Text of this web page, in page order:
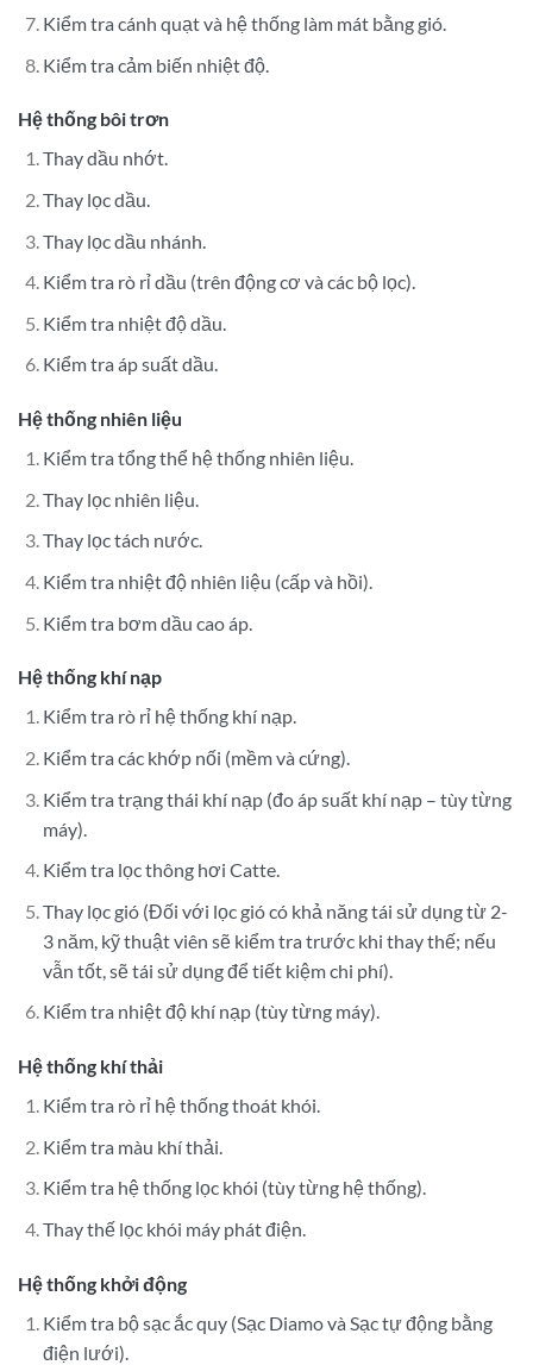
Kiểm tra cánh quạt và hệ thống làm mát bằng gió.
Kiểm tra cảm biến nhiệt độ.
Hệ thống bôi trơn
Thay dầu nhớt.
Thay lọc dầu.
Thay lọc dầu nhánh.
Kiểm tra rò rỉ dầu (trên động cơ và các bộ lọc).
Kiểm tra nhiệt độ dầu.
Kiểm tra áp suất dầu.
Hệ thống nhiên liệu
Kiểm tra tổng thể hệ thống nhiên liệu.
Thay lọc nhiên liệu.
Thay lọc tách nước.
Kiểm tra nhiệt độ nhiên liệu (cấp và hồi).
Kiểm tra bơm dầu cao áp.
Hệ thống khí nạp
Kiểm tra rò rỉ hệ thống khí nạp.
Kiểm tra các khớp nối (mềm và cứng).
Kiểm tra trạng thái khí nạp (đo áp suất khí nạp – tùy từng
máy).
Kiểm tra lọc thông hơi Catte.
Thay lọc gió (Đối với lọc gió có khả năng tái sử dụng từ 2-
3 năm, kỹ thuật viên sẽ kiểm tra trước khi thay thế; nếu
vẫn tốt, sẽ tái sử dụng để tiết kiệm chi phí).
Kiểm tra nhiệt độ khí nạp (tùy từng máy).
Hệ thống khí thải
Kiểm tra rò rỉ hệ thống thoát khói.
Kiểm tra màu khí thải.
Kiểm tra hệ thống lọc khói (tùy từng hệ thống).
Thay thế lọc khói máy phát điện.
Hệ thống khởi động
Kiểm tra bộ sạc ắc quy (Sạc Diamo và Sạc tự động bằng
điện lưới).